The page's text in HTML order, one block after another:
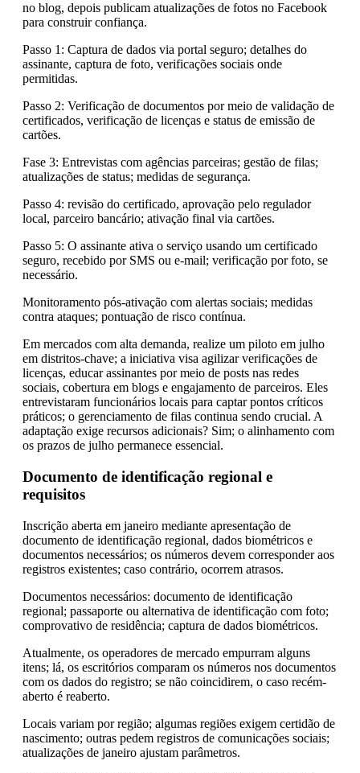
no blog, depois publicam atualizações de fotos no Facebook
para construir confiança.
Passo 1: Captura de dados via portal seguro; detalhes do
assinante, captura de foto, verificações sociais onde
permitidas.
Passo 2: Verificação de documentos por meio de validação de
certificados, verificação de licenças e status de emissão de
cartões.
Fase 3: Entrevistas com agências parceiras; gestão de filas;
atualizações de status; medidas de segurança.
Passo 4: revisão do certificado, aprovação pelo regulador
local, parceiro bancário; ativação final via cartões.
Passo 5: O assinante ativa o serviço usando um certificado
seguro, recebido por SMS ou e-mail; verificação por foto, se
necessário.
Monitoramento pós-ativação com alertas sociais; medidas
contra ataques; pontuação de risco contínua.
Em mercados com alta demanda, realize um piloto em julho
em distritos-chave; a iniciativa visa agilizar verificações de
licenças, educar assinantes por meio de posts nas redes
sociais, cobertura em blogs e engajamento de parceiros. Eles
entrevistaram funcionários locais para captar pontos críticos
práticos; o gerenciamento de filas continua sendo crucial. A
adaptação exige recursos adicionais? Sim; o alinhamento com
os prazos de julho permanece essencial.
Documento de identificação regional e
requisitos
Inscrição aberta em janeiro mediante apresentação de
documento de identificação regional, dados biométricos e
documentos necessários; os números devem corresponder aos
registros existentes; caso contrário, ocorrem atrasos.
Documentos necessários: documento de identificação
regional; passaporte ou alternativa de identificação com foto;
comprovativo de residência; captura de dados biométricos.
Atualmente, os operadores de mercado empurram alguns
itens; lá, os escritórios comparam os números nos documentos
com os dados do registro; se não coincidirem, o caso recém-
aberto é reaberto.
Locais variam por região; algumas regiões exigem certidão de
nascimento; outras pedem registros de comunicações sociais;
atualizações de janeiro ajustam parâmetros.